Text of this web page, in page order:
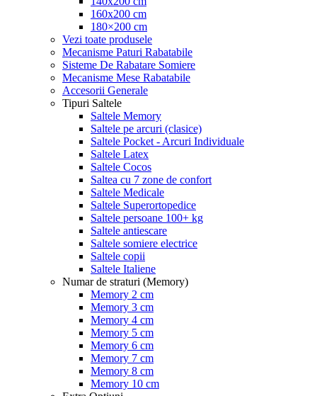
160x200 cm
180×200 cm
Vezi toate produsele
Mecanisme Paturi Rabatabile
Sisteme De Rabatare Somiere
Mecanisme Mese Rabatabile
Accesorii Generale
Tipuri Saltele
Saltele Memory
Saltele pe arcuri (clasice)
Saltele Pocket - Arcuri Individuale
Saltele Latex
Saltele Cocos
Saltea cu 7 zone de confort
Saltele Medicale
Saltele Superortopedice
Saltele persoane 100+ kg
Saltele antiescare
Saltele somiere electrice
Saltele copii
Saltele Italiene
Numar de straturi (Memory)
Memory 2 cm
Memory 3 cm
Memory 4 cm
Memory 5 cm
Memory 6 cm
Memory 7 cm
Memory 8 cm
Memory 10 cm